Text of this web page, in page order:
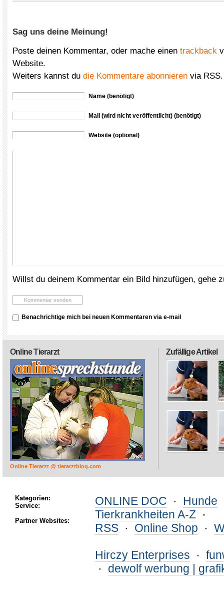
Sag uns deine Meinung!
Poste deinen Kommentar, oder mache einen trackback
Website.
Weiters kannst du die Kommentare abonnieren via RSS.
Name (benötigt)
Mail (wird nicht veröffentlicht) (benötigt)
Website (optional)
Willst du deinem Kommentar ein Bild hinzufügen, gehe
Benachrichtige mich bei neuen Kommentaren via e-mail
Zufällige Artikel
Online Tierarzt
Online Tierarzt @ tierarztblog.com
Kategorien:
Service:
Partner Websites:
ONLINE DOC · Hunde
Tierkrankheiten A-Z ·
RSS · Online Shop ·
Hirczy Enterprises ·
· dewolf werbung |